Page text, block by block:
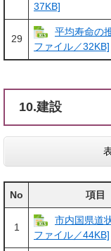
37KB]
29
平均寿命の
ファイル／32KB]
10.建設
No
項目
1
市内国県道
ファイル／44KB]